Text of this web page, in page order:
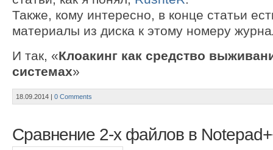
Также, кому интересно, в конце статьи
материалы из диска к этому номеру
И так, «Клоакинг как средство
системах»
18.09.2014 | 0 Comments
Сравнение 2-х файлов в